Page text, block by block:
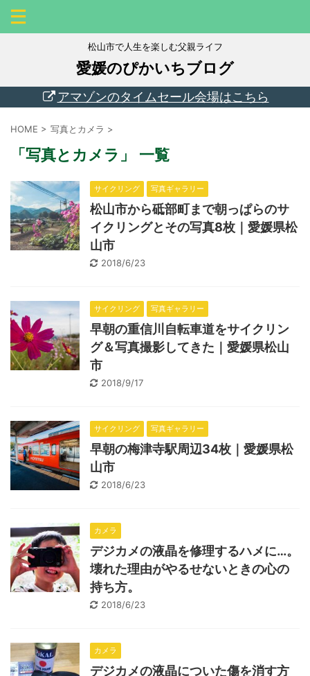
松山市で人生を楽しむ父親ライフ
愛媛のぴかいちブログ
アマゾンのタイムセール会場はこちら
HOME > 写真とカメラ >
「写真とカメラ」 一覧
サイクリング 写真ギャラリー
松山市から砥部町まで朝っぱらのサ
イクリングとその写真8枚｜愛媛県松
山市
2018/6/23
サイクリング 写真ギャラリー
早朝の重信川自転車道をサイクリン
グ＆写真撮影してきた｜愛媛県松山
市
2018/9/17
サイクリング 写真ギャラリー
早朝の梅津寺駅周辺34枚｜愛媛県松
山市
2018/6/23
カメラ
デジカメの液晶を修理するハメに…。
壊れた理由がやるせないときの心の
持ち方。
2018/6/23
カメラ
デジカメの液晶についた傷を消す方